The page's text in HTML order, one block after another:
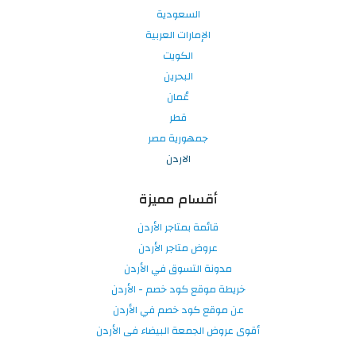
السعودية
الإمارات العربية
الكويت
البحرين
عُمان
قطر
جمهورية مصر
الاردن
أقسام مميزة
قائمة بمتاجر الأردن
عروض متاجر الأردن
مدونة التسوق في الأردن
خريطة موقع كود خصم - الأردن
عن موقع كود خصم في الأردن
أقوى عروض الجمعة البيضاء في الأردن